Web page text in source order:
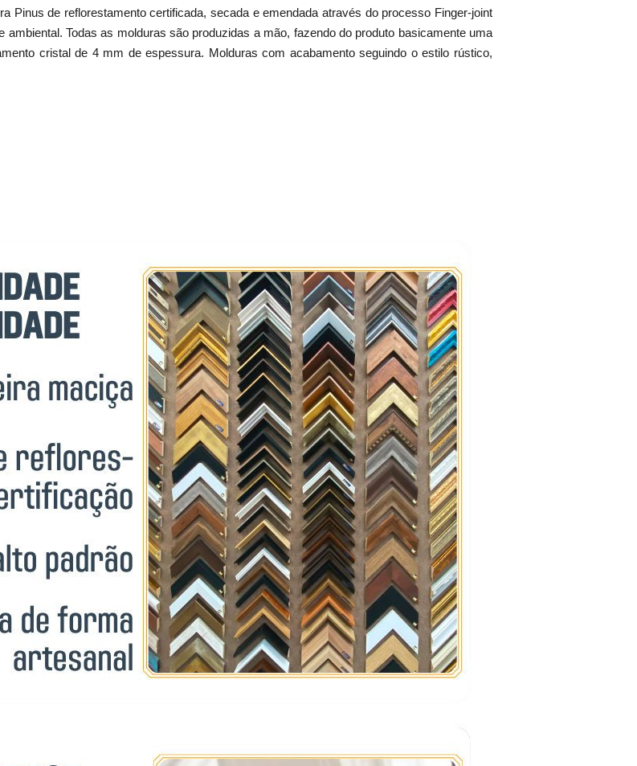
Pinus de reflorestamento certificada, secada e emendada através do processo Finger-joint
ambiental. Todas as molduras são produzidas a mão, fazendo do produto basicamente uma
cristal de 4 mm de espessura. Molduras com acabamento seguindo o estilo rústico,